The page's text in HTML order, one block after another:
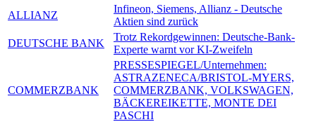
ALLIANZ
Infineon, Siemens, Allianz - Deutsche
Aktien sind zurück
DEUTSCHE BANK
Trotz Rekordgewinnen: Deutsche-Bank-
Experte warnt vor KI-Zweifeln
COMMERZBANK
PRESSESPIEGEL/Unternehmen:
ASTRAZENECA/BRISTOL-MYERS,
COMMERZBANK, VOLKSWAGEN,
BÄCKEREIKETTE, MONTE DEI
PASCHI